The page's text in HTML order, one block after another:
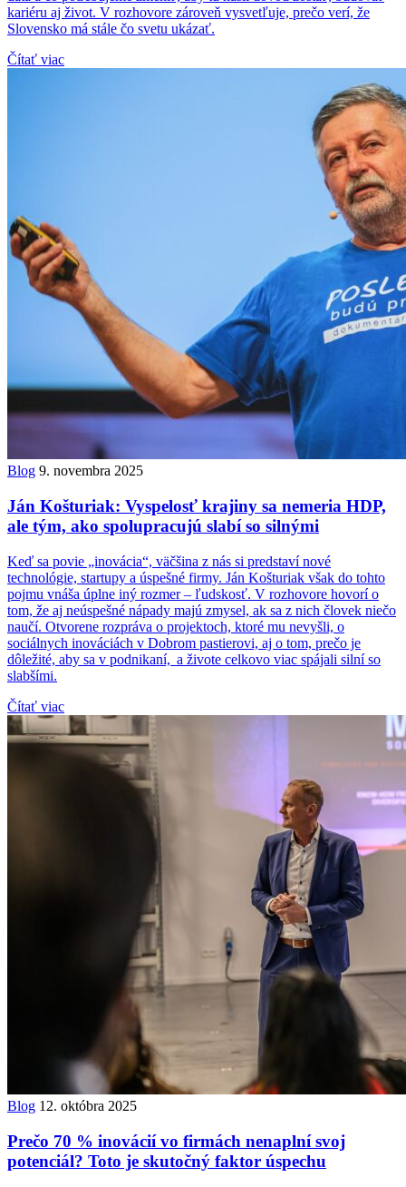
kariéru aj život. V rozhovore zároveň vysvetľuje, prečo verí, že
Slovensko má stále čo svetu ukázať.
Čítať viac
Blog 9. novembra 2025
Ján Košturiak: Vyspelosť krajiny sa nemeria HDP,
ale tým, ako spolupracujú slabí so silnými
Keď sa povie „inovácia“, väčšina z nás si predstaví nové
technológie, startupy a úspešné firmy. Ján Košturiak však do tohto
pojmu vnáša úplne iný rozmer – ľudskosť. V rozhovore hovorí o
tom, že aj neúspešné nápady majú zmysel, ak sa z nich človek niečo
naučí. Otvorene rozpráva o projektoch, ktoré mu nevyšli, o
sociálnych inováciách v Dobrom pastierovi, aj o tom, prečo je
dôležité, aby sa v podnikaní, a živote celkovo viac spájali silní so
slabšími.
Čítať viac
Blog 12. októbra 2025
Prečo 70 % inovácií vo firmách nenaplní svoj
potenciál? Toto je skutočný faktor úspechu